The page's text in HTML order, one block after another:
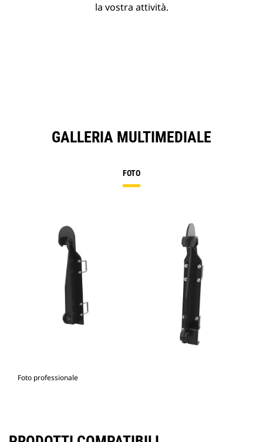
la vostra attività.
GALLERIA MULTIMEDIALE
FOTO
Foto professionale